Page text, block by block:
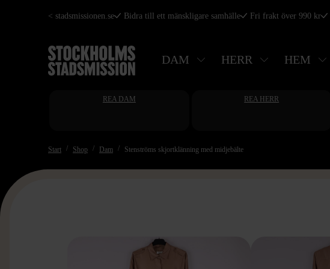
Hoppa
huvudinnehåll
< stadsmissionen.se Bidra till ett mänskligare samhälle Fri frakt över 990 kr
DAM HERR HEM
REA DAM REA HERR
Start Shop Dam Stenströms skjortklänning med midjebälte